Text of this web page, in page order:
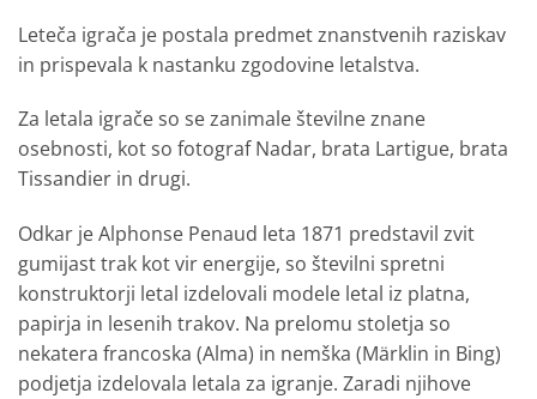
Leteča igrača je postala predmet znanstvenih raziskav
in prispevala k nastanku zgodovine letalstva.
Za letala igrače so se zanimale številne znane
osebnosti, kot so fotograf Nadar, brata Lartigue, brata
Tissandier in drugi.
Odkar je Alphonse Penaud leta 1871 predstavil zvit
gumijast trak kot vir energije, so številni spretni
konstruktorji letal izdelovali modele letal iz platna,
papirja in lesenih trakov. Na prelomu stoletja so
nekatera francoska (Alma) in nemška (Märklin in Bing)
podjetja izdelovala letala za igranje. Zaradi njihove